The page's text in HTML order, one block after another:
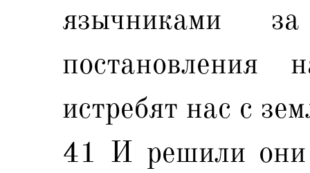
язычниками
истребят нас с
41 И решили они